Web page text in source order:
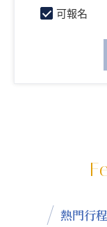
可報名
熱門行程